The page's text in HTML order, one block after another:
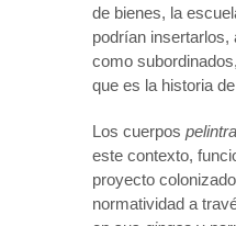
de bienes, la
podrían insertarlos,
como
que es la historia
Los cuerpos
este contexto,
proyecto
normatividad a